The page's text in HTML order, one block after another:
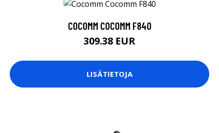
COCOMM COCOMM F840
309.38 EUR
LISÄTIETOJA